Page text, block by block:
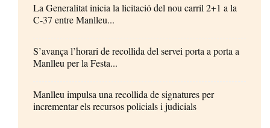
La Generalitat inicia la licitació del nou carril 2+1 a la
C-37 entre Manlleu...
S’avança l’horari de recollida del servei porta a porta a
Manlleu per la Festa...
Manlleu impulsa una recollida de signatures per
incrementar els recursos policials i judicials